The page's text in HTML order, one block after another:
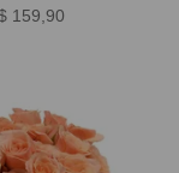
159,90